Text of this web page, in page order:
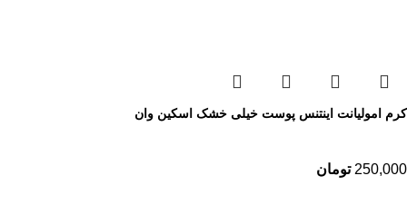
کرم امولیانت اینتنس پوست خیلی خشک اسکین وان
250,000 تومان